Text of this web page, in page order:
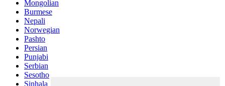
Mongolian
Burmese
Nepali
Norwegian
Pashto
Persian
Punjabi
Serbian
Sesotho
Sinhala